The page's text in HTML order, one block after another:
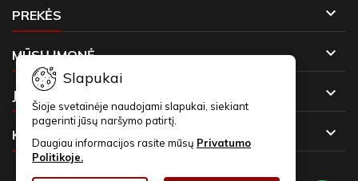
PREKĖS 
MŪSŲ ĮMONĖ 
JŪSŲ PASKYRA 
KONTAKTAI 
Slapukai
Šioje svetainėje naudojami slapukai, siekiant
pagerinti jūsų naršymo patirtį.
Daugiau informacijos rasite mūsų Privatumo
Politikoje.
NAUJIENLAIŠKIAI